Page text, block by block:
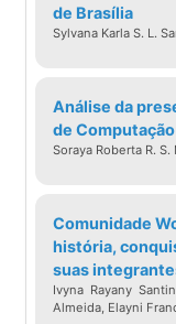
de Brasília
Sylvana Karla S. L.
Análise da
de Computação
Soraya Roberta R.
Comunidade
história,
suas
Ivyna Rayany
Almeida, Elayni